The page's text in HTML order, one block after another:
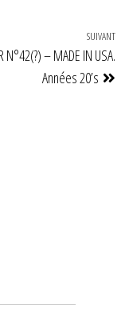
SUIVANT
N°42(?) – MADE IN USA.
Années 20’s